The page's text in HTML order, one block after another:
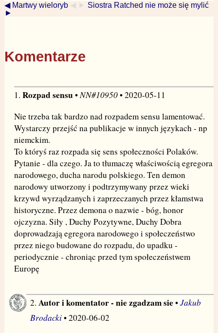
◀ Martwy wieloryb ◀ ► Siostra Ratched nie może się mylić
►
Komentarze
1. Rozpad sensu•NN#10950• 2020-05-11
Nie trzeba tak bardzo nad rozpadem sensu lamentować.
Wystarczy przejść na publikacje w innych językach - np
niemckim.
To któryś raz rozpada się sens społeczności Polaków.
Pytanie - dla czego. Ja to tłumaczę właściwością egregora
narodowego, ducha narodu polskiego. Ten demon
narodowy utworzony i podtrzymywany przez wieki
krzywd wyrządzanych i zaprzeczanych przez kłamstwa
historyczne. Przez demona o nazwie - bóg, honor
ojczyzna. Siły , Duchy Pozytywne, Duchy Dobra
doprowadzają egregora narodowego i społeczeństwo
przez niego budowane do rozpadu, do upadku -
periodycznie - chroniąc przed tym społeczeństwem
Europę
2. Autor i komentator - nie zgadzam sie•Jakub
Brodacki• 2020-06-02